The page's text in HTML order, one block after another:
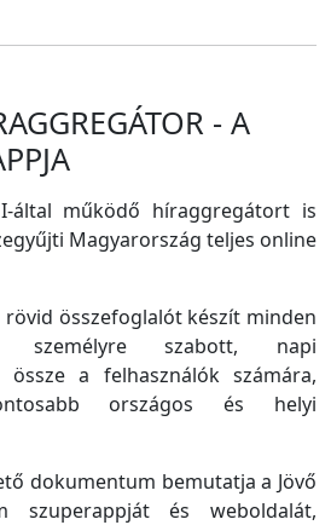
- A
által működő híraggregátort is
Magyarország teljes online
összefoglalót készít minden
személyre szabott, napi
a felhasználók számára,
országos és helyi
dokumentum bemutatja a Jövő
szuperappját és weboldalát,